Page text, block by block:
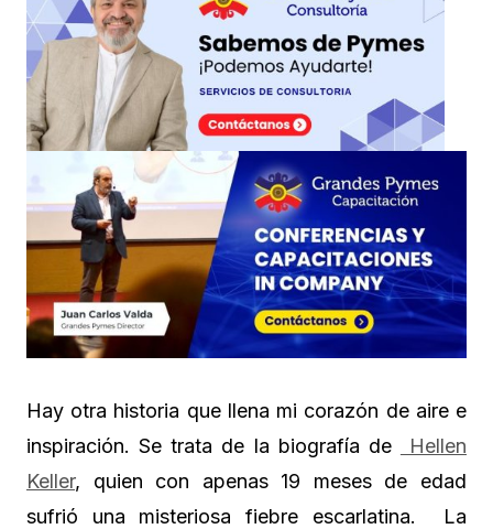
Hay otra historia que llena mi corazón de aire e
inspiración. Se trata de la biografía de
Hellen
Keller, quien con apenas 19 meses de edad
sufrió una misteriosa fiebre escarlatina. La